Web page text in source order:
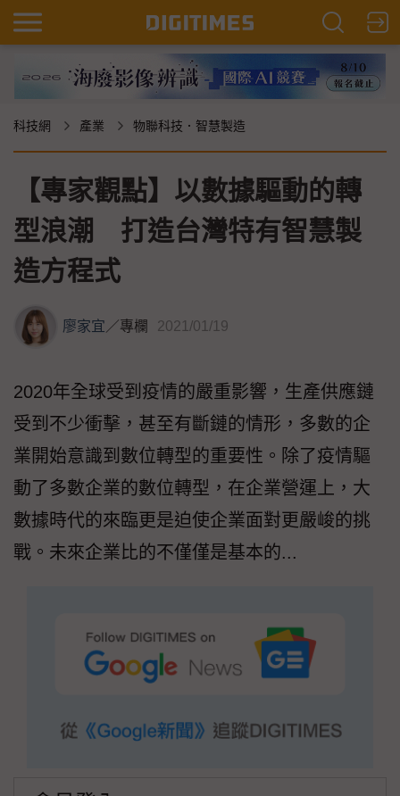
科技網 產業 物聯科技．智慧製造
【專家觀點】以數據驅動的轉
型浪潮 打造台灣特有智慧製
造方程式
廖家宜／專欄 2021/01/19
2020年全球受到疫情的嚴重影響，生產供應鏈
受到不少衝擊，甚至有斷鏈的情形，多數的企
業開始意識到數位轉型的重要性。除了疫情驅
動了多數企業的數位轉型，在企業營運上，大
數據時代的來臨更是迫使企業面對更嚴峻的挑
戰。未來企業比的不僅僅是基本的...